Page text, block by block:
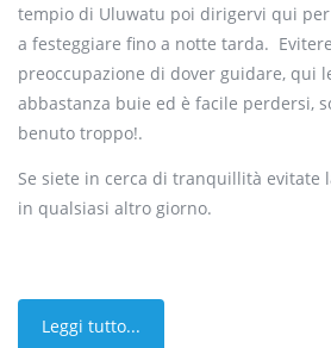
tempio di Uluwatu poi dirigervi qui
a festeggiare fino a notte tarda.
preoccupazione di dover guidare, qui
abbastanza buie ed è facile perdersi,
benuto troppo!.
Se siete in cerca di tranquillità evitate
in qualsiasi altro giorno.
Leggi tutto...